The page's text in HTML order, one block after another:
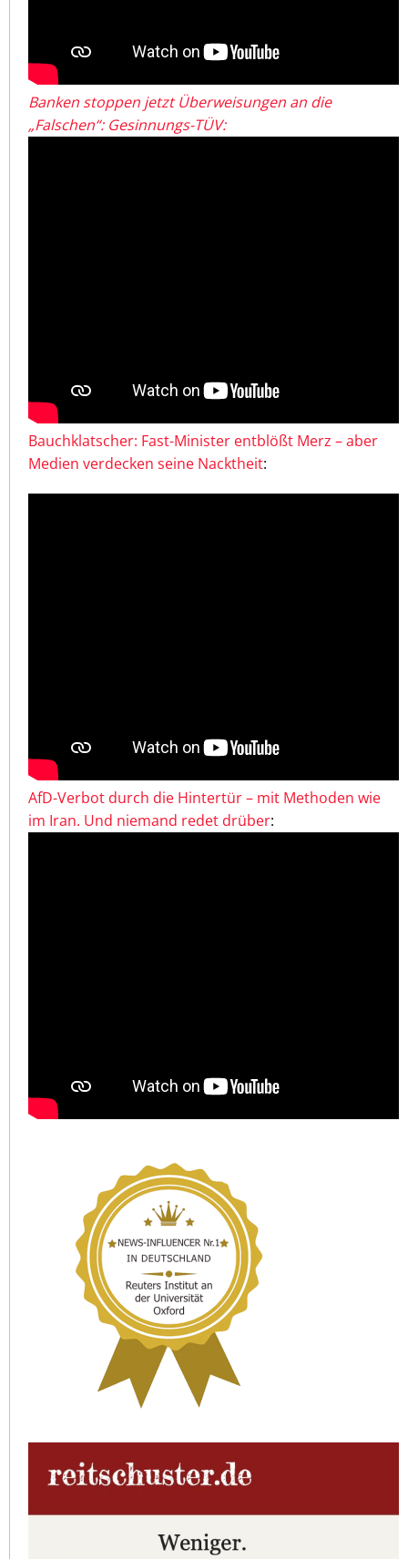
Banken stoppen jetzt Überweisungen an die
„Falschen“: Gesinnungs-TÜV:
Bauchklatscher: Fast-Minister entblößt Merz – aber
Medien verdecken seine Nacktheit:
AfD-Verbot durch die Hintertür – mit Methoden wie
im Iran. Und niemand redet drüber: